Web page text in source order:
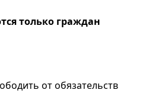
только граждан
от обязательств